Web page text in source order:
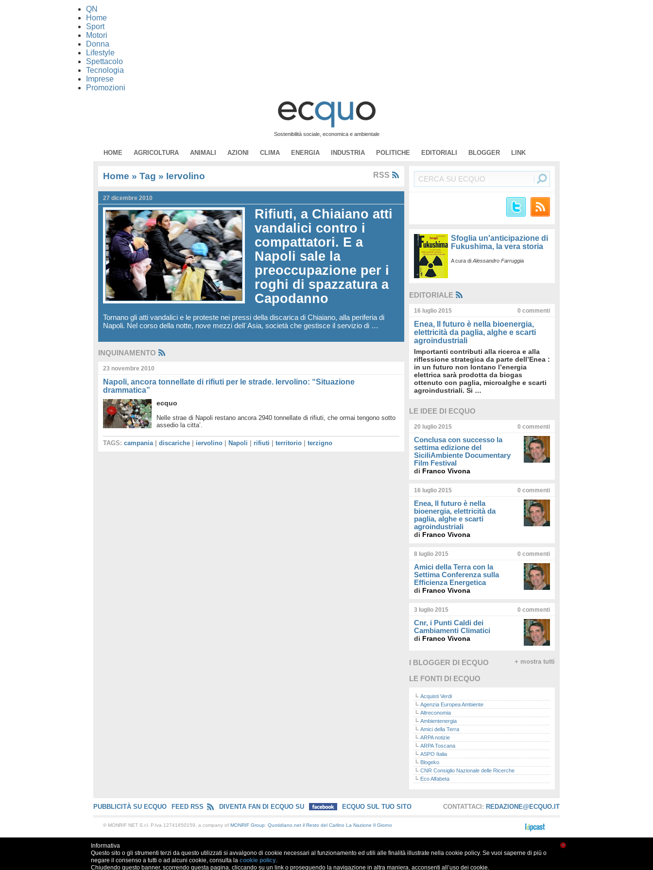
QN
Home
Sport
Motori
Donna
Lifestyle
Spettacolo
Tecnologia
Imprese
Promozioni
Sostenibilità sociale, economica e ambientale
HOME AGRICOLTURA ANIMALI AZIONI CLIMA ENERGIA INDUSTRIA POLITICHE EDITORIALI BLOGGER LINK
Home » Tag » Iervolino RSS
27 dicembre 2010
Rifiuti, a Chiaiano atti
vandalici contro i
compattatori. E a
Napoli sale la
preoccupazione per i
roghi di spazzatura a
Capodanno
Tornano gli atti vandalici e le proteste nei pressi della discarica di Chiaiano, alla periferia di
Napoli. Nel corso della notte, nove mezzi dell`Asia, società che gestisce il servizio di …
INQUINAMENTO
23 novembre 2010
Napoli, ancora tonnellate di rifiuti per le strade. Iervolino: “Situazione
drammatica”
ecquo
Nelle strae di Napoli restano ancora 2940 tonnellate di rifiuti, che ormai tengono sotto
assedio la citta’.
TAGS: campania| discariche iervolino Napoli rifiuti territorio terzigno
Sfoglia un'anticipazione di
Fukushima, la vera storia
A cura di Alessandro Farruggia
EDITORIALE
16 luglio 2015 0 commenti
Enea, Il futuro è nella bioenergia,
elettricità da paglia, alghe e scarti
agroindustriali
Importanti contributi alla ricerca e alla
riflessione strategica da parte dell’Enea :
in un futuro non lontano l’energia
elettrica sarà prodotta da biogas
ottenuto con paglia, microalghe e scarti
agroindustriali. Si …
LE IDEE DI ECQUO
20 luglio 2015 0 commenti
Conclusa con successo la
settima edizione del
SiciliAmbiente Documentary
Film Festival
di Franco Vivona
16 luglio 2015 0 commenti
Enea, Il futuro è nella
bioenergia, elettricità da
paglia, alghe e scarti
agroindustriali
di Franco Vivona
8 luglio 2015 0 commenti
Amici della Terra con la
Settima Conferenza sulla
Efficienza Energetica
di Franco Vivona
3 luglio 2015 0 commenti
Cnr, i Punti Caldi dei
Cambiamenti Climatici
di Franco Vivona
I BLOGGER DI ECQUO + mostra tutti
LE FONTI DI ECQUO
Acquisti Verdi
Agenzia Europea Ambiente
Altreconomia
Ambientenergia
Amici della Terra
ARPA notizie
ARPA Toscana
ASPO Italia
Blogeko
CNR Consiglio Nazionale delle Ricerche
Eco Alfabeta
Eco Radio
Greenpeace
ISPRA - Istituto Superiore per la Protezione e la
La nuova Ecologia
CONTATTACI: REDAZIONE@ECQUO.IT
PUBBLICITÀ SU ECQUO FEED RSS DIVENTA FAN DI ECQUO SU ECQUO SUL TUO SITO
© MONRIF NET S.r.l. P.Iva 12741650159, a company of MONRIF Group: Quotidiano.net il Resto del Carlino La Nazione Il Giorno
×
Informativa
Questo sito o gli strumenti terzi da questo utilizzati si avvalgono di cookie necessari al funzionamento ed utili alle finalità illustrate nella cookie policy. Se vuoi saperne di più o
negare il consenso a tutti o ad alcuni cookie, consulta la cookie policy.
Chiudendo questo banner, scorrendo questa pagina, cliccando su un link o proseguendo la navigazione in altra maniera, acconsenti all’uso dei cookie.